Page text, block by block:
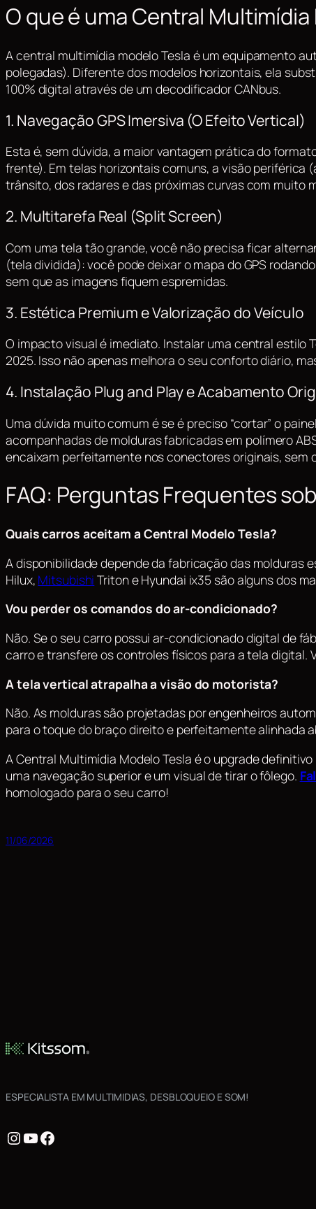
O que é uma Central Multimídia
A central multimídia modelo Tesla é um equipamento
polegadas). Diferente dos modelos horizontais, ela
100% digital através de um decodificador CANbus.
1. Navegação GPS Imersiva (O Efeito Vertical)
Esta é, sem dúvida, a maior vantagem prática do
frente). Em telas horizontais comuns, a visão periférica
trânsito, dos radares e das próximas curvas com muito
2. Multitarefa Real (Split Screen)
Com uma tela tão grande, você não precisa ficar
(tela dividida): você pode deixar o mapa do GPS
sem que as imagens fiquem espremidas.
3. Estética Premium e Valorização do Veículo
O impacto visual é imediato. Instalar uma central estilo
2025. Isso não apenas melhora o seu conforto diário,
4. Instalação Plug and Play e Acabamento
Uma dúvida muito comum é se é preciso “cortar” o
acompanhadas de molduras fabricadas em polímero
encaixam perfeitamente nos conectores originais, sem
FAQ: Perguntas Frequentes
Quais carros aceitam a Central Modelo Tesla?
A disponibilidade depende da fabricação das molduras
Hilux, Mitsubishi Triton e Hyundai ix35 são alguns dos
Vou perder os comandos do ar-condicionado?
Não. Se o seu carro possui ar-condicionado digital de
carro e transfere os controles físicos para a tela digital.
A tela vertical atrapalha a visão do motorista?
Não. As molduras são projetadas por engenheiros
para o toque do braço direito e perfeitamente alinhada
A Central Multimídia Modelo Tesla é o upgrade
uma navegação superior e um visual de tirar o fôlego.
homologado para o seu carro!
11/06/2026
ESPECIALISTA EM MULTIMIDIAS, DESBLOQUEIO E SOM!
Instagram
Youtube
Facebook